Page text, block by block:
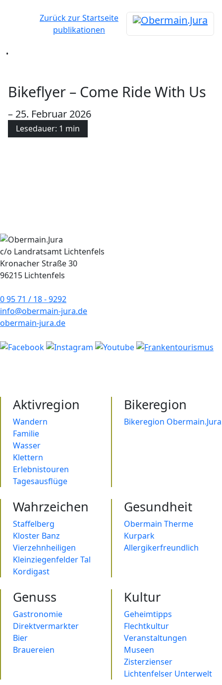
Zurück zur Startseite
publikationen
•
Bikeflyer – Come Ride With Us
– 25. Februar 2026
Lesedauer: 1 min
c/o Landratsamt Lichtenfels
Kronacher Straße 30
96215 Lichtenfels
0 95 71 / 18 - 9292
info@obermain-jura.de
obermain-jura.de
Aktivregion
Wandern
Familie
Wasser
Klettern
Erlebnistouren
Tagesausflüge
Bikeregion
Bikeregion Obermain.Jura
Wahrzeichen
Staffelberg
Kloster Banz
Vierzehnheiligen
Kleinziegenfelder Tal
Kordigast
Gesundheit
Obermain Therme
Kurpark
Allergikerfreundlich
Genuss
Gastronomie
Direktvermarkter
Bier
Brauereien
Kultur
Geheimtipps
Flechtkultur
Veranstaltungen
Museen
Zisterzienser
Lichtenfelser Unterwelt